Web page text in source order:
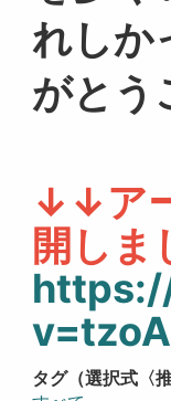
れしか
がとう
↓↓ア
開し
タグ（選択式〈推